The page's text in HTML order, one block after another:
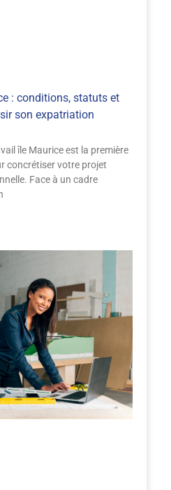
: conditions, statuts et
son expatriation
île Maurice est la première
concrétiser votre projet
Face à un cadre